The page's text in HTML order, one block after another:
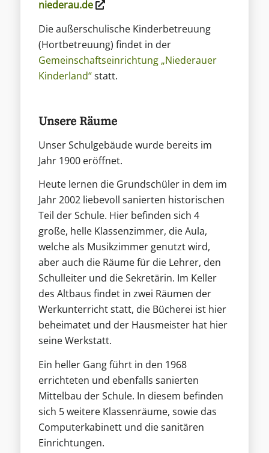
niederau.de
Die außerschulische Kinderbetreuung
(Hortbetreuung) findet in der
Gemeinschaftseinrichtung „Niederauer
Kinderland“statt.
Unsere Räume
Unser Schulgebäude wurde bereits im
Jahr 1900 eröffnet.
Heute lernen die Grundschüler in dem im
Jahr 2002 liebevoll sanierten historischen
Teil der Schule. Hier befinden sich 4
große, helle Klassenzimmer, die Aula,
welche als Musikzimmer genutzt wird,
aber auch die Räume für die Lehrer, den
Schulleiter und die Sekretärin. Im Keller
des Altbaus findet in zwei Räumen der
Werkunterricht statt, die Bücherei ist hier
beheimatet und der Hausmeister hat hier
seine Werkstatt.
Ein heller Gang führt in den 1968
errichteten und ebenfalls sanierten
Mittelbau der Schule. In diesem befinden
sich 5 weitere Klassenräume, sowie das
Computerkabinett und die sanitären
Einrichtungen.